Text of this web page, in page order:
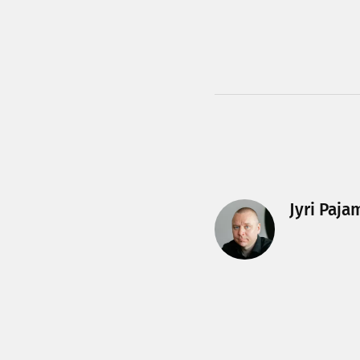
Jyri